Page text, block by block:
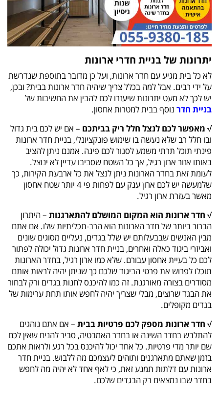
יתרונות של בניית חדרי ארונות
לא כל בית מגיע עם חדר ארונות, ועל כן מדובר בתוספת שנדרשת
על ידי רבים. אבל למה בכלל צריך שיהיה חדר ארונות בבית? ובכן,
יש לכך לא מעט יתרונות שיעזרו לכם להבין את החשיבות של
בניית חדר נוסף בבית למטרות אחסון.
√ מאפשר לכם לנצל חלל ריק בביתכם – אם יש לכם בית גדול
ובו חלל רב שלא נעשה בו שימוש פונקציונלי, בניית חדר ארונות
פינתי תוכל תרתי משמע לסגור לכם פינה. אמנם ניתן להציב
באותו אזור ארון רגיל, אך כל השטח שסביבו עדיין לא ינוצל.
לעומת זאת בחדר הארונות ניתן לנצל את כל ארבעת הקירות, כך
שלמעשה יש לכם ארון ענק עם לפחות פי 4 יותר שטח אחסון
מאשר בעזרת ארון רגיל.
√ חדר ארונות הוא המקום המושלם להתארגנות – היתרון
הברור ביותר של חדר הארונות הוא הרב-תכליתיות שלו. אם אתם
מבין האנשים שבבעלותם יש שלל בגדים, נעליים מסוגים שונים
ואביזרי ביגוד כאלה ואחרים, בניית חדר ארונות גדול יכולה לפתור
לכם כל בעיית אחסון עבורם. שלא כמו ארון רגיל, בחדר הארונות
תוכלו לפרוש את פרטי הביגוד שלכם כך שניתן יהיה לראות אותם
מסודרים בצורה מאורגנת. זה כמו להיכנס לחנות בגדים ורק לבחור
את הבגד שרוצים, מבלי שצריך יהיה לחפש אותו תחת ערימות של
בגדים מקופלים.
√ חדר ארונות מספק לכם פרטיות בבית – אם אתם נוהגים
להתלבש בחדר השינה או בחדר האמבטיה, סביר להניח שאין לכם
שם יותר מדי פרטיות. כל אחד יכול להיכנס בכל רגע ולראות אתכם
בזמן שאתם מתארגנים ותוהים לעצמכם מה ללבוש. בניית חדר
ארונות עם דלתות תמנע זאת, כי לאף אחד לא יהיה מה לחפש
בחדר שבו נמצאים רק הבגדים שלכם.